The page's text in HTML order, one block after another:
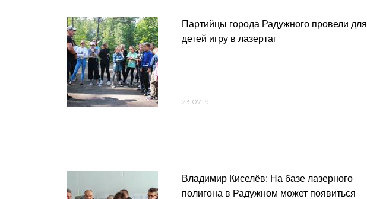
Партийцы города Радужного провели для
детей игру в лазертаг
23.07.19
Владимир Киселёв: На базе лазерного
полигона в Радужном может появиться